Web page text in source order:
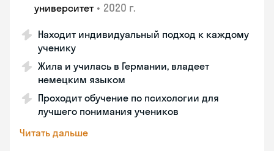
университет • 2020 г.
Находит индивидуальный подход к каждому
ученику
Жила и училась в Германии, владеет
немецким языком
Проходит обучение по психологии для
лучшего понимания учеников
Читать дальше